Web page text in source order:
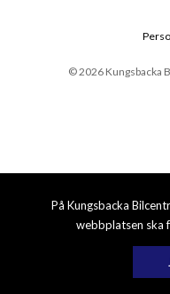
På Kungsbacka
webbplatsen ska
© 2026 Kungsbacka